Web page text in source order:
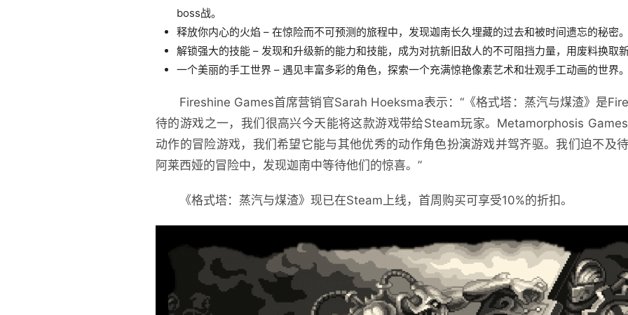
boss战。
释放你内心的火焰 – 在惊险而不可预测的旅程中，发现迦南长久埋藏的过去和被时间遗忘的秘密
解锁强大的技能 – 发现和升级新的能力和技能，成为对抗新旧敌人的不可阻挡力量，用废料换取
一个美丽的手工世界 – 遇见丰富多彩的角色，探索一个充满惊艳像素艺术和壮观手工动画的世界
Fireshine Games首席营销官Sarah Hoeksma表示：“《格式塔：蒸汽与煤渣》是
待的游戏之一，我们很高兴今天能将这款游戏带给Steam玩家。Metamorphosis
动作的冒险游戏，我们希望它能与其他优秀的动作角色扮演游戏并驾齐驱。我们迫不及
阿莱西娅的冒险中，发现迦南中等待他们的惊喜。”
《格式塔：蒸汽与煤渣》现已在Steam上线，首周购买可享受10%的折扣。